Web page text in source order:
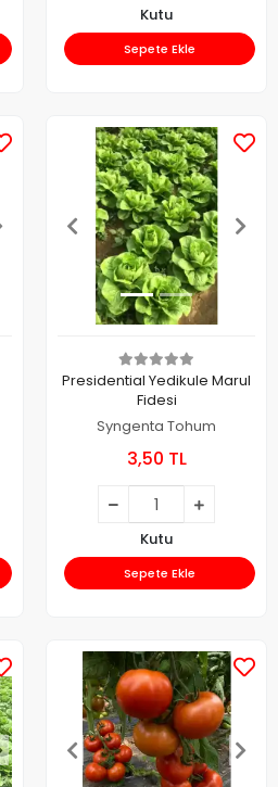
Kutu
Sepete Ekle
Presidential Yedikule Marul
Fidesi
Syngenta Tohum
3,50 TL
Kutu
Sepete Ekle